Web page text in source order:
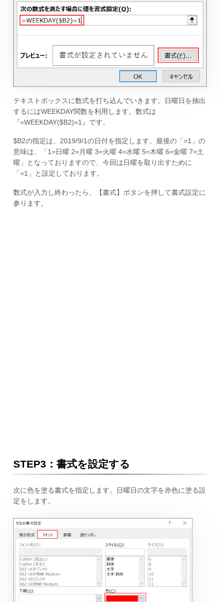
テキストボックスに数式を打ち込んでいきます。日曜日を抽出
するにはWEEKDAY関数を利用します。数式は
『=WEEKDAY($B2)=1』です。
$B2の指定は、2019/9/1の日付を指定します。最後の「=1」の
意味は、「1=日曜 2=月曜 3=火曜 4=水曜 5=木曜 6=金曜 7=土
曜」となっておりますので、今回は日曜を取り出すために
「=1」と設定しております。
数式が入力し終わったら、【書式】ボタンを押して書式設定に
参ります。
STEP3：書式を設定する
次に色を塗る書式を指定します。日曜日の文字を赤色に塗る設
定をします。